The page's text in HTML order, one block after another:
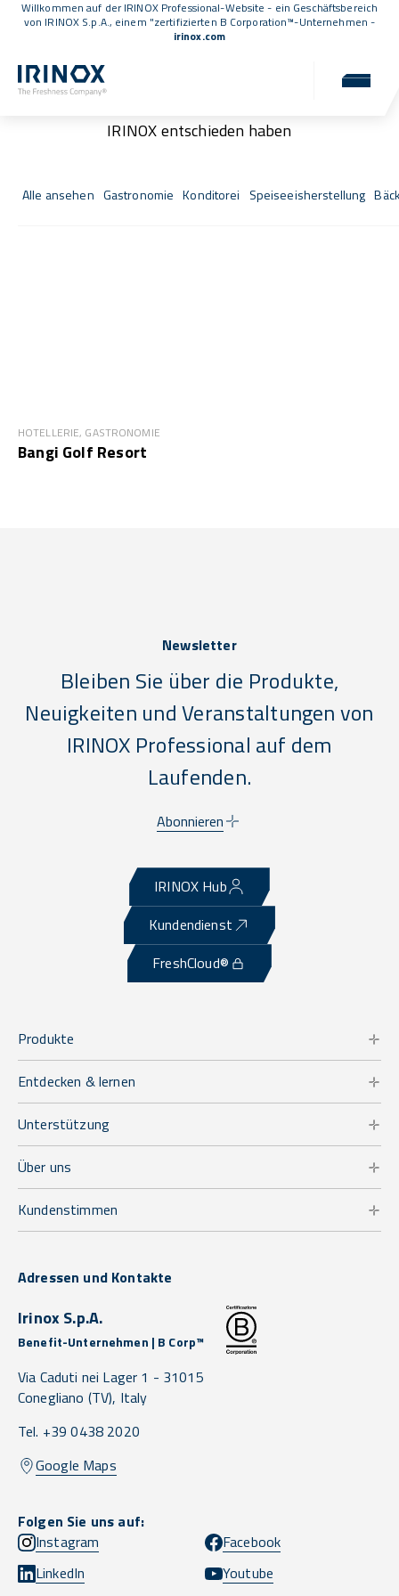
Willkommen auf der IRINOX Professional-Website - ein Geschäftsbereich
von IRINOX S.p.A., einem "zertifizierten B Corporation™-Unternehmen -
irinox.com
IRINOX entschieden haben
Alle ansehen Gastronomie Konditorei Speiseeisherstellung
HOTELLERIE, GASTRONOMIE
Bangi Golf Resort
Newsletter
Bleiben Sie über die Produkte,
Neuigkeiten und Veranstaltungen von
IRINOX Professional auf dem
Laufenden.
Abonnieren
IRINOX Hub
Kundendienst
FreshCloud®
Produkte
Entdecken & lernen
Unterstützung
Über uns
Kundenstimmen
Adressen und Kontakte
Irinox S.p.A.
Benefit-Unternehmen | B Corp™
Via Caduti nei Lager 1 - 31015
Conegliano (TV), Italy
Tel. +39 0438 2020
Google Maps
Folgen Sie uns auf:
Instagram
Facebook
LinkedIn
Youtube